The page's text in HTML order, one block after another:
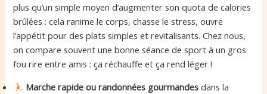
plus qu’un simple moyen d’augmenter son quota de calories
brûlées : cela ranime le corps, chasse le stress, ouvre
l’appétit pour des plats simples et revitalisants. Chez nous,
on compare souvent une bonne séance de sport à un gros
fou rire entre amis : ça réchauffe et ça rend léger !
Marche rapide ou randonnées gourmandes dans la